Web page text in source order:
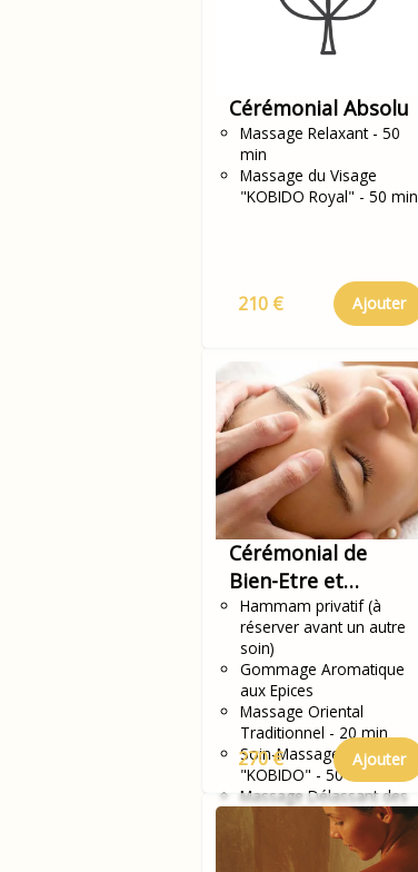
Cérémonial Absolu
Massage Relaxant - 50
min
Massage du Visage
"KOBIDO Royal" - 50 min
210 € Ajouter
Cérémonial de
Bien-Etre et
Sérénité
Hammam privatif (à
réserver avant un autre
soin)
Gommage Aromatique
aux Epices
Massage Oriental
Traditionnel - 20 min
Soin-Massage du visage
"KOBIDO" - 50 min
Massage Délassant des
270 € Ajouter